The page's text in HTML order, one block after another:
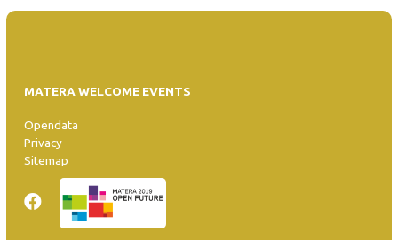
MATERA WELCOME EVENTS
Opendata
Privacy
Sitemap